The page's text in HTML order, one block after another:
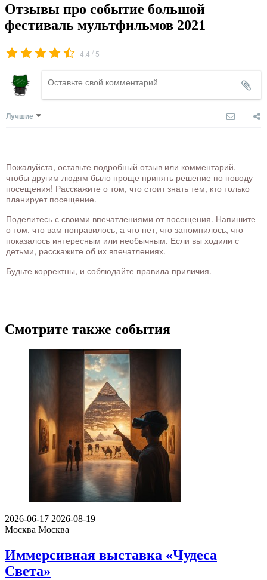
Отзывы про событие большой
фестиваль мультфильмов 2021
4.4 / 5
Лучшие
Пожалуйста, оставьте подробный отзыв или комментарий,
чтобы другим людям было проще принять решение по поводу
посещения! Расскажите о том, что стоит знать тем, кто только
планирует посещение.
Поделитесь с своими впечатлениями от посещения. Напишите
о том, что вам понравилось, а что нет, что запомнилось, что
показалось интересным или необычным. Если вы ходили с
детьми, расскажите об их впечатлениях.
Будьте корректны, и соблюдайте правила приличия.
Смотрите также события
2026-06-17 2026-08-19
Москва Москва
Иммерсивная выставка «Чудеса
Света»